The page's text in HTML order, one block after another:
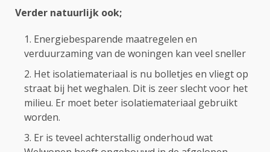
Verder natuurlijk ook;
Energiebesparende maatregelen en
verduurzaming van de woningen kan veel sneller
Het isolatiemateriaal is nu bolletjes en vliegt op
straat bij het weghalen. Dit is zeer slecht voor het
milieu. Er moet beter isolatiemateriaal gebruikt
worden.
Er is teveel achterstallig onderhoud wat